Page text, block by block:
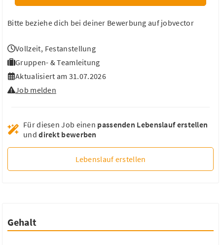
Bitte beziehe dich bei deiner Bewerbung auf jobvector
Vollzeit, Festanstellung
Gruppen- & Teamleitung
Aktualisiert am 31.07.2026
Job melden
Für diesen Job einen passenden Lebenslauf erstellen
unddirekt bewerben
Lebenslauf erstellen
Gehalt
Quality Assurance Manager (m/w/d)
69.578,35 €/Jahr
Qualitätssicherung Qualitätsmanagement
CAPA
MFA, MTLA, BTA als Teamleiter - Präanalytik
(m/w/d)